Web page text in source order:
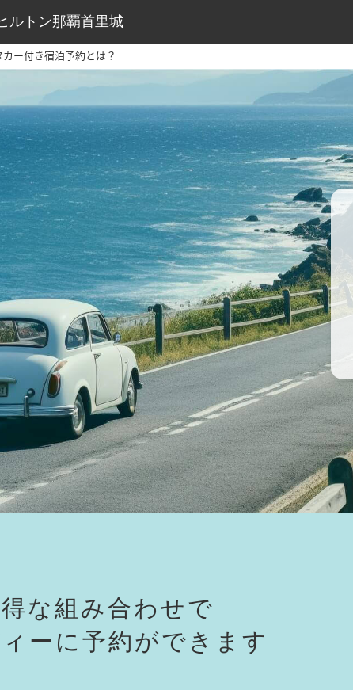
ルトン那覇首里城
カー付き宿泊予約とは？
な組み合わせで
ーに予約ができます